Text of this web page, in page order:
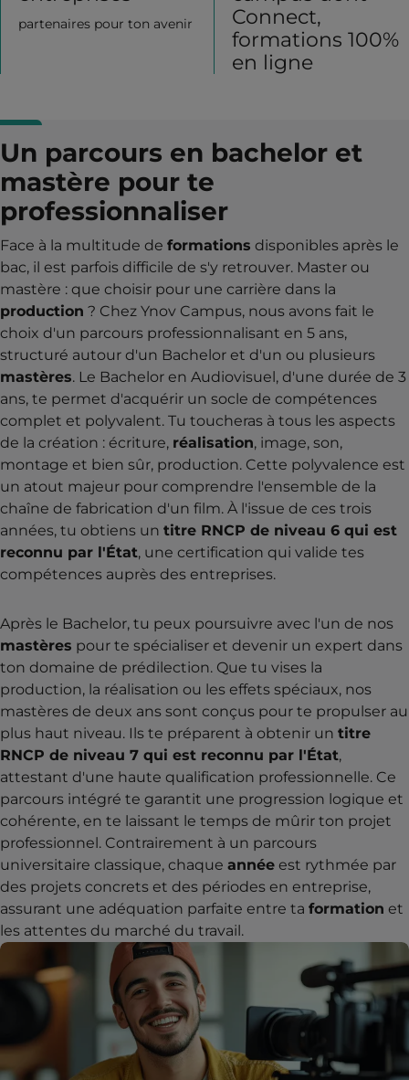
partenaires pour ton avenir
Connect,
formations 100%
en ligne
Un parcours en bachelor et
mastère pour te
professionnaliser
Face à la multitude de formations disponibles après le
bac, il est parfois difficile de s'y retrouver. Master ou
mastère : que choisir pour une carrière dans la
production ? Chez Ynov Campus, nous avons fait le
choix d'un parcours professionnalisant en 5 ans,
structuré autour d'un Bachelor et d'un ou plusieurs
mastères. Le Bachelor en Audiovisuel, d'une durée de 3
ans, te permet d'acquérir un socle de compétences
complet et polyvalent. Tu toucheras à tous les aspects
de la création : écriture, réalisation, image, son,
montage et bien sûr, production. Cette polyvalence est
un atout majeur pour comprendre l'ensemble de la
chaîne de fabrication d'un film. À l'issue de ces trois
années, tu obtiens un titre RNCP de niveau 6 qui est
reconnu par l'État, une certification qui valide tes
compétences auprès des entreprises.
Après le Bachelor, tu peux poursuivre avec l'un de nos
mastères pour te spécialiser et devenir un expert dans
ton domaine de prédilection. Que tu vises la
production, la réalisation ou les effets spéciaux, nos
mastères de deux ans sont conçus pour te propulser au
plus haut niveau. Ils te préparent à obtenir un titre
RNCP de niveau 7 qui est reconnu par l'État,
attestant d'une haute qualification professionnelle. Ce
parcours intégré te garantit une progression logique et
cohérente, en te laissant le temps de mûrir ton projet
professionnel. Contrairement à un parcours
universitaire classique, chaque année est rythmée par
des projets concrets et des périodes en entreprise,
assurant une adéquation parfaite entre ta formation et
les attentes du marché du travail.